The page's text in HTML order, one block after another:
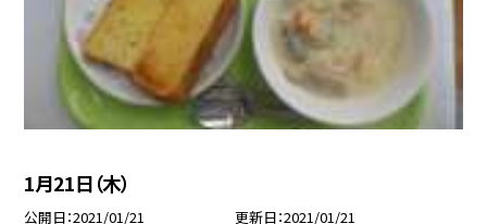
1月21日（木）
公開日 2021/01/21 更新日 2021/01/21